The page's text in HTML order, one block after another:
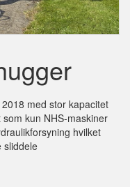
med stor kapacitet
kun NHS-maskiner
hvilket
sliddele